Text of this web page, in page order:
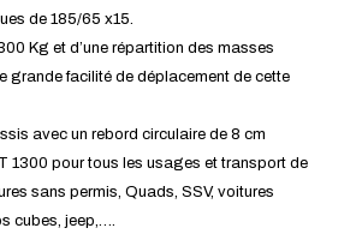
de 185/65 x15.
Kg et d’une répartition des masses
grande facilité de déplacement de cette
avec un rebord circulaire de 8 cm
1300 pour tous les usages et transport de
sans permis, Quads, SSV, voitures
cubes, jeep,….